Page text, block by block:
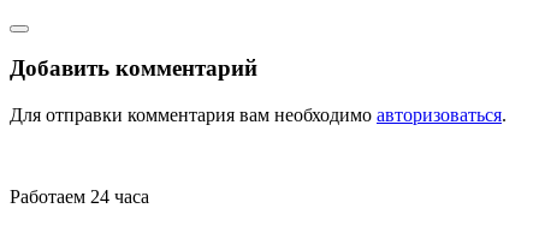
Добавить комментарий
Для отправки комментария вам необходимо авторизоваться.
Работаем 24 часа